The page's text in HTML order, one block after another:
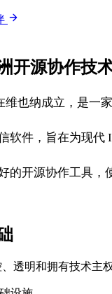
开源协作技
维也纳成立，是一
软件，旨在为现代
的开源协作工具，
透明和拥有技术主